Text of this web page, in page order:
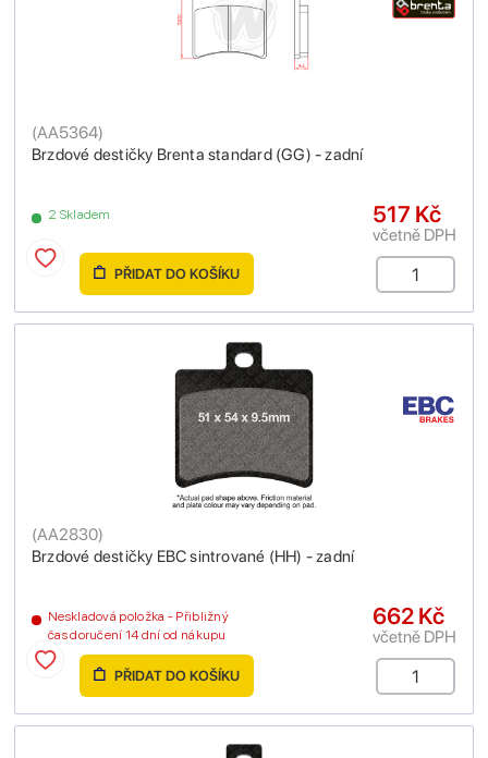
Brzdové destičky Brenta standard (GG) - zadní
(AA5364)
2 Skladem 517 Kč
včetně DPH
PŘIDAT DO KOŠÍKU
Brzdové destičky EBC sintrované (HH) - zadní
(AA2830)
Neskladová položka - Přibližný
čas doručení 14 dní od nákupu
662 Kč
včetně DPH
PŘIDAT DO KOŠÍKU